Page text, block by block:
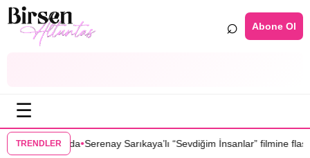
⌕ Abone Ol
☰
TRENDLER
kadrosunda •Serenay Sarıkaya’lı “Sevdiğim İnsanlar” filmine flaş